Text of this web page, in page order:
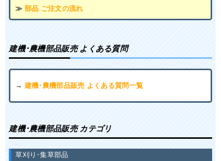
≫ 部品 ご注文の流れ
建機･農機部品販売 よくある質問
→ 建機･農機部品販売 よくある質問一覧
建機･農機部品販売 カテゴリ
草刈り･集草部品